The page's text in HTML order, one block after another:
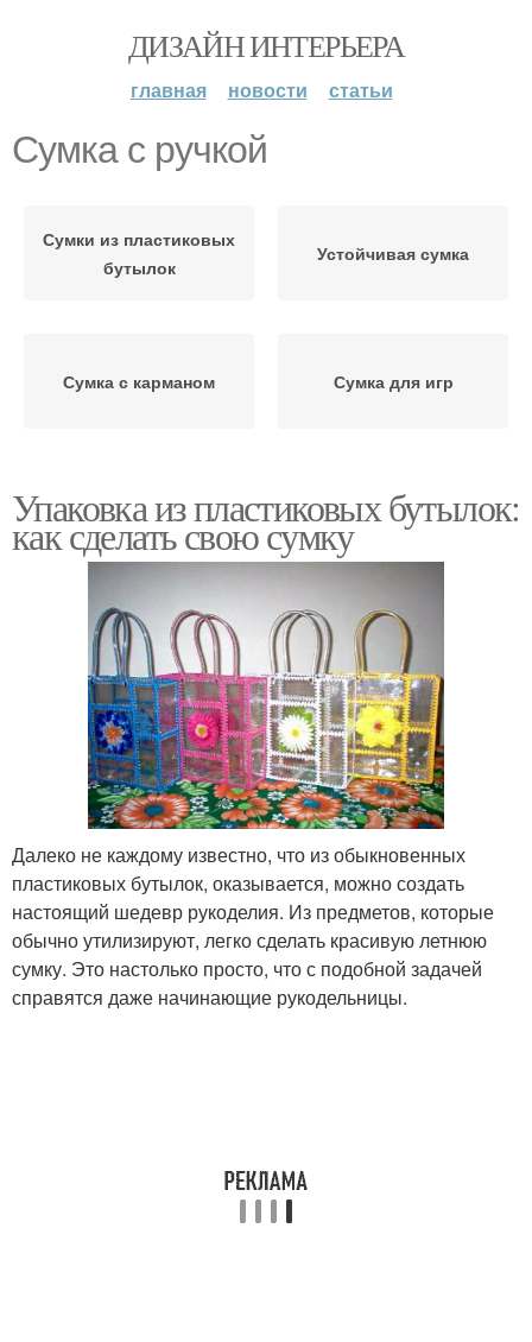
ДИЗАЙН ИНТЕРЬЕРА
главная новости статьи
Сумка с ручкой
Сумки из пластиковых
бутылок
Устойчивая сумка
Сумка с карманом Сумка для игр
Упаковка из пластиковых бутылок:
как сделать свою сумку
Далеко не каждому известно, что из обыкновенных
пластиковых бутылок, оказывается, можно создать
настоящий шедевр рукоделия. Из предметов, которые
обычно утилизируют, легко сделать красивую летнюю
сумку. Это настолько просто, что с подобной задачей
справятся даже начинающие рукодельницы.